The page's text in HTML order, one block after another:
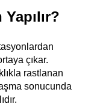
çıkar.
rastlanan
sonucunda